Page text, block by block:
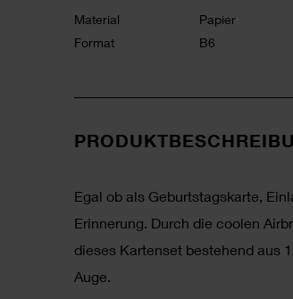
Material
Papier
Format
B6
Egal ob als Geburtstagskarte,
Erinnerung. Durch die coolen
dieses Kartenset bestehend aus
Auge.